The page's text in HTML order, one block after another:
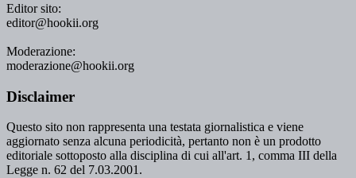
Editor sito:
editor@hookii.org
Moderazione:
moderazione@hookii.org
Disclaimer
Questo sito non rappresenta una testata giornalistica e viene
aggiornato senza alcuna periodicità, pertanto non è un prodotto
editoriale sottoposto alla disciplina di cui all'art. 1, comma III della
Legge n. 62 del 7.03.2001.